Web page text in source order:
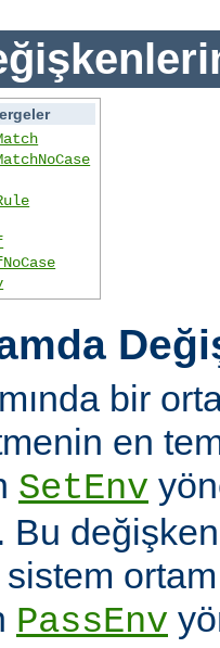
bir
en
SetEnv
Bu
sistem
PassEnv